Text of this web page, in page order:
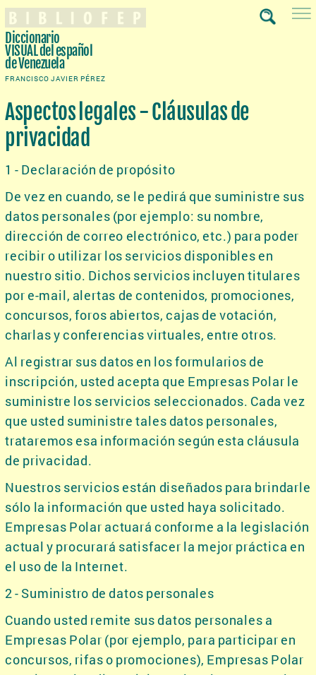
Diccionario
VISUALdel español
de Venezuela
FRANCISCO JAVIER PÉREZ
Aspectos legales - Cláusulas de
privacidad
1 - Declaración de propósito
De vez en cuando, se le pedirá que suministre sus
datos personales (por ejemplo: su nombre,
dirección de correo electrónico, etc.) para poder
recibir o utilizar los servicios disponibles en
nuestro sitio. Dichos servicios incluyen titulares
por e-mail, alertas de contenidos, promociones,
concursos, foros abiertos, cajas de votación,
charlas y conferencias virtuales, entre otros.
Al registrar sus datos en los formularios de
inscripción, usted acepta que Empresas Polar le
suministre los servicios seleccionados. Cada vez
que usted suministre tales datos personales,
trataremos esa información según esta cláusula
de privacidad.
Nuestros servicios están diseñados para brindarle
sólo la información que usted haya solicitado.
Empresas Polar actuará conforme a la legislación
actual y procurará satisfacer la mejor práctica en
el uso de la Internet.
2 - Suministro de datos personales
Cuando usted remite sus datos personales a
Empresas Polar (por ejemplo, para participar en
concursos, rifas o promociones), Empresas Polar